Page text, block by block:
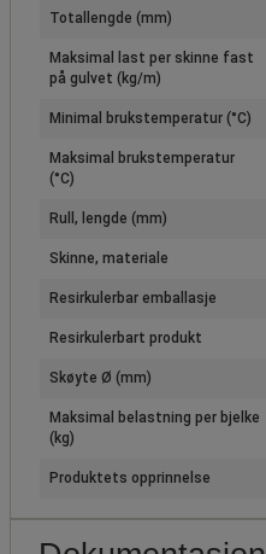
Totallengde (mm)
Maksimal last per skinne fast
på gulvet (kg/m)
Minimal brukstemperatur (°C)
Maksimal brukstemperatur
(°C)
Rull, lengde (mm)
Skinne, materiale
Resirkulerbar emballasje
Resirkulerbart produkt
Skøyte Ø (mm)
Maksimal belastning per bjelke
(kg)
Produktets opprinnelse